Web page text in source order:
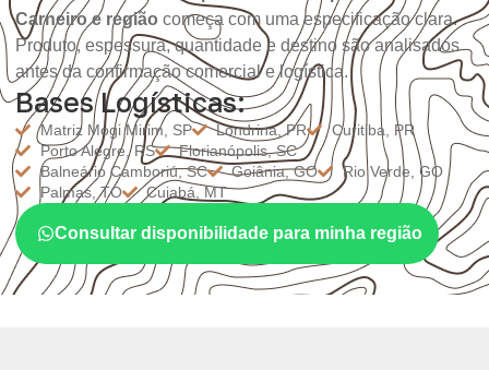
Carneiro e região começa com uma especificação clara.
Produto, espessura, quantidade e destino são analisados
antes da confirmação comercial e logística.
Bases Logísticas:
Matriz Mogi Mirim, SP Londrina, PR
Curitiba, PR
Porto Alegre, RS
Florianópolis, SC
Balneário Camboriú, SC
Goiânia, GO
Rio Verde, GO
Palmas, TO
Cuiabá, MT
Consultar disponibilidade para minha região